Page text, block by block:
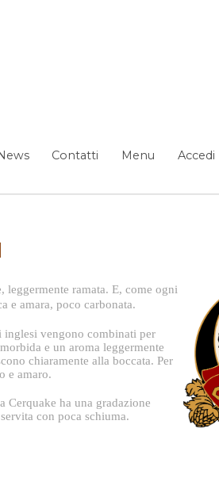
Contatti Menu Accedi
leggermente ramata. E, come ogni
e amara, poco carbonata.
vengono combinati per
e un aroma leggermente
chiaramente alla boccata. Per
e amaro.
Cerquake ha una gradazione
con poca schiuma.